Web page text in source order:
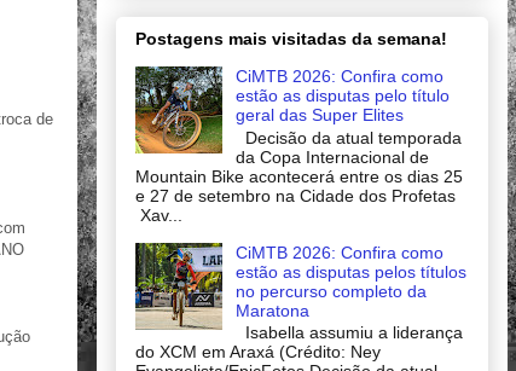
de
Postagens mais visitadas da semana!
CiMTB 2026: Confira como
estão as disputas pelo título
geral das Super Elites
Decisão da atual temporada
da Copa Internacional de
Mountain Bike acontecerá entre os dias 25
e 27 de setembro na Cidade dos Profetas
Xav...
CiMTB 2026: Confira como
estão as disputas pelos títulos
no percurso completo da
Maratona
Isabella assumiu a liderança
do XCM em Araxá (Crédito: Ney